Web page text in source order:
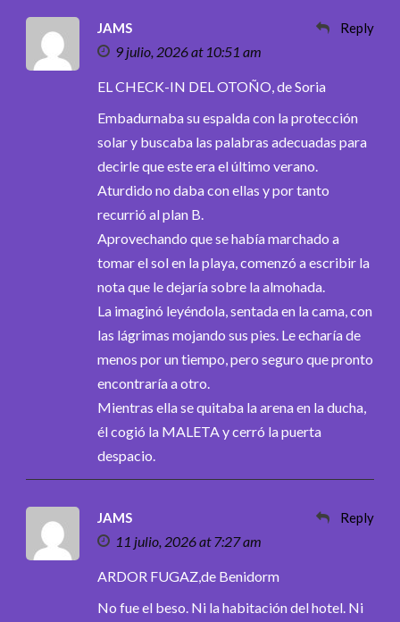
JAMS
9 julio, 2026 at 10:51 am
Reply
EL CHECK-IN DEL OTOÑO, de Soria
Embadurnaba su espalda con la protección
solar y buscaba las palabras adecuadas para
decirle que este era el último verano.
Aturdido no daba con ellas y por tanto
recurrió al plan B.
Aprovechando que se había marchado a
tomar el sol en la playa, comenzó a escribir la
nota que le dejaría sobre la almohada.
La imaginó leyéndola, sentada en la cama, con
las lágrimas mojando sus pies. Le echaría de
menos por un tiempo, pero seguro que pronto
encontraría a otro.
Mientras ella se quitaba la arena en la ducha,
él cogió la MALETA y cerró la puerta
despacio.
JAMS
11 julio, 2026 at 7:27 am
Reply
ARDOR FUGAZ,de Benidorm
No fue el beso. Ni la habitación del hotel. Ni